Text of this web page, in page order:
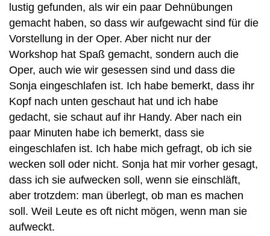
lustig gefunden, als wir ein paar Dehnübungen
gemacht haben, so dass wir aufgewacht sind für die
Vorstellung in der Oper. Aber nicht nur der
Workshop hat Spaß gemacht, sondern auch die
Oper, auch wie wir gesessen sind und dass die
Sonja eingeschlafen ist. Ich habe bemerkt, dass ihr
Kopf nach unten geschaut hat und ich habe
gedacht, sie schaut auf ihr Handy. Aber nach ein
paar Minuten habe ich bemerkt, dass sie
eingeschlafen ist. Ich habe mich gefragt, ob ich sie
wecken soll oder nicht. Sonja hat mir vorher gesagt,
dass ich sie aufwecken soll, wenn sie einschläft,
aber trotzdem: man überlegt, ob man es machen
soll. Weil Leute es oft nicht mögen, wenn man sie
aufweckt.